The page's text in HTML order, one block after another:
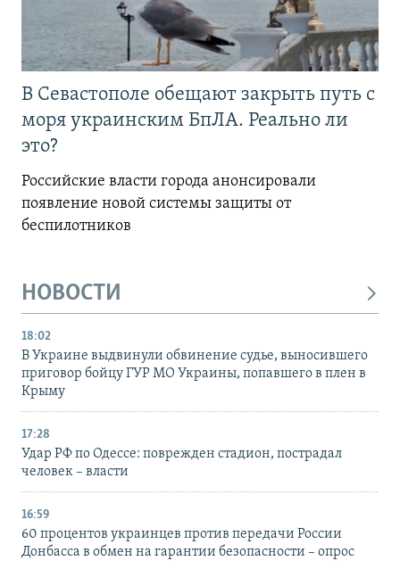
В Севастополе обещают закрыть путь с
моря украинским БпЛА. Реально ли
это?
Российские власти города анонсировали
появление новой системы защиты от
беспилотников
НОВОСТИ
18:02
В Украине выдвинули обвинение судье, выносившего
приговор бойцу ГУР МО Украины, попавшего в плен в
Крыму
17:28
Удар РФ по Одессе: поврежден стадион, пострадал
человек – власти
16:59
60 процентов украинцев против передачи России
Донбасса в обмен на гарантии безопасности – опрос